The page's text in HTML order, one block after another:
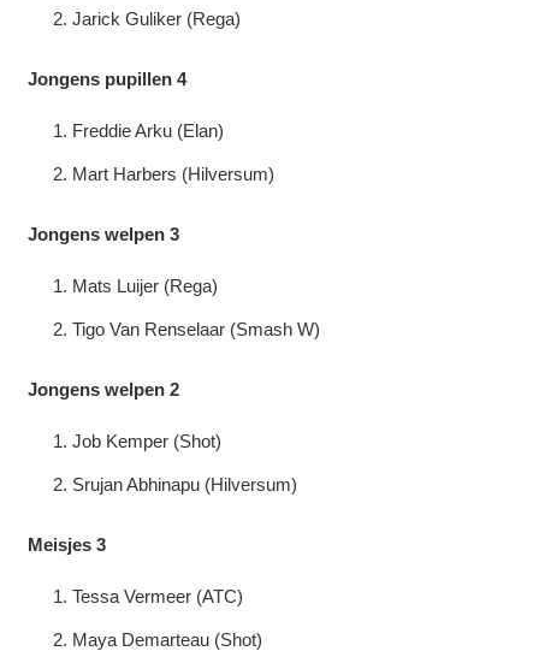
Jarick Guliker (Rega)
Jongens pupillen 4
Freddie Arku (Elan)
Mart Harbers (Hilversum)
Jongens welpen 3
Mats Luijer (Rega)
Tigo Van Renselaar (Smash W)
Jongens welpen 2
Job Kemper (Shot)
Srujan Abhinapu (Hilversum)
Meisjes 3
Tessa Vermeer (ATC)
Maya Demarteau (Shot)